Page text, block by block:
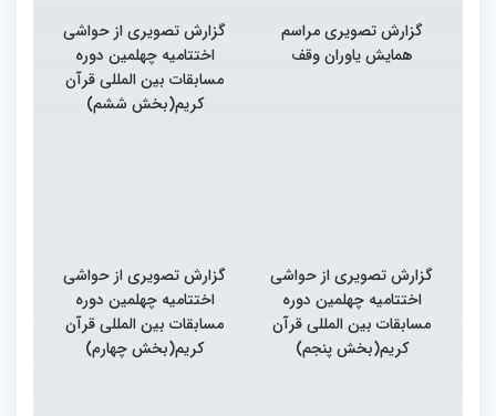
گزارش تصویری مراسم
همایش یاوران وقف
گزارش تصویری از حواشی
اختتامیه چهلمین دوره
مسابقات بین المللی قرآن
کریم(بخش ششم)
گزارش تصویری از حواشی
اختتامیه چهلمین دوره
مسابقات بین المللی قرآن
کریم(بخش پنجم)
گزارش تصویری از حواشی
اختتامیه چهلمین دوره
مسابقات بین المللی قرآن
کریم(بخش چهارم)